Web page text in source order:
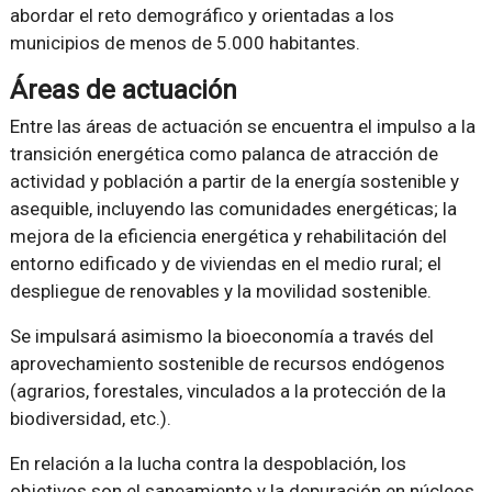
abordar el reto demográfico y orientadas a los
municipios de menos de 5.000 habitantes.
Áreas de actuación
Entre las áreas de actuación se encuentra el impulso a la
transición energética como palanca de atracción de
actividad y población a partir de la energía sostenible y
asequible, incluyendo las comunidades energéticas; la
mejora de la eficiencia energética y rehabilitación del
entorno edificado y de viviendas en el medio rural; el
despliegue de renovables y la movilidad sostenible.
Se impulsará asimismo la bioeconomía a través del
aprovechamiento sostenible de recursos endógenos
(agrarios, forestales, vinculados a la protección de la
biodiversidad, etc.).
En relación a la lucha contra la despoblación, los